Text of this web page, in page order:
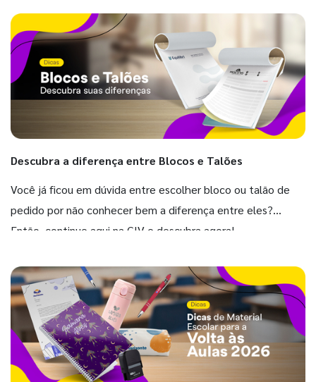
Descubra a diferença entre Blocos e Talões
Você já ficou em dúvida entre escolher bloco ou talão de
pedido por não conhecer bem a diferença entre eles?
Então, continue aqui na GIV e descubra agora!